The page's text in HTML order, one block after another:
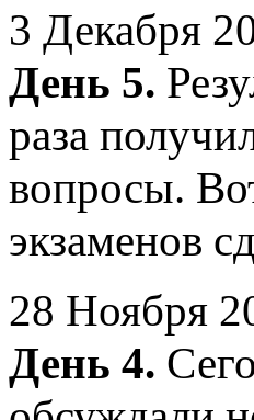
3 Декабря
День 5.
раза
вопросы.
экзаменов
28 Ноября
День 4.